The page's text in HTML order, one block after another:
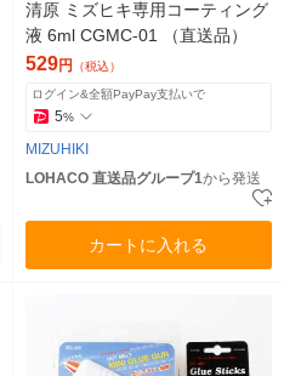
清原 ミズヒキ専用コーティング
液 6ml CGMC-01 （直送品）
529円 （税込）
ログイン&全額PayPay支払いで
5%
MIZUHIKI
LOHACO 直送品グループ1から発送
カートに入れる